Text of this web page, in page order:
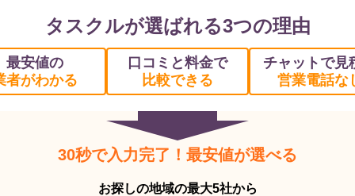
タスクルが選ばれる3つの理由
最安値の
者がわかる
口コミと料金で
比較できる
チャットで見
営業電話な
30秒で入力完了！最安値が選べる
お探しの地域の最大5社から